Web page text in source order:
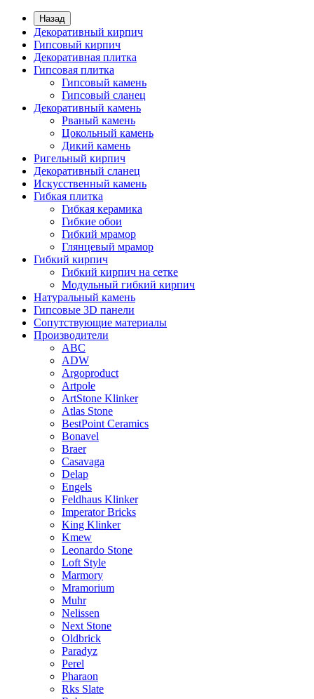
Назад
Декоративный кирпич
Гипсовый кирпич
Декоративная плитка
Гипсовая плитка
Гипсовый камень
Гипсовый сланец
Декоративный камень
Рваный камень
Цокольный камень
Дикий камень
Ригельный кирпич
Декоративный сланец
Искусственный камень
Гибкая плитка
Гибкая керамика
Гибкие обои
Гибкий мрамор
Глянцевый мрамор
Гибкий кирпич
Гибкий кирпич на сетке
Модульный гибкий кирпич
Натуральный камень
Гипсовые 3D панели
Сопутствующие материалы
Производители
ABC
ADW
Argoproduct
Artpole
ArtStone Klinker
Atlas Stone
BestPoint Ceramics
Bonavel
Braer
Casavaga
Delap
Engels
Feldhaus Klinker
Imperator Bricks
King Klinker
Kmew
Leonardo Stone
Loft Style
Marmory
Mramorium
Muhr
Nelissen
Next Stone
Oldbrick
Paradyz
Perel
Pharaon
Rks Slate